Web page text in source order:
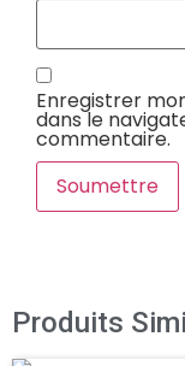
Enregistrer
dans le
commentaire.
Produits